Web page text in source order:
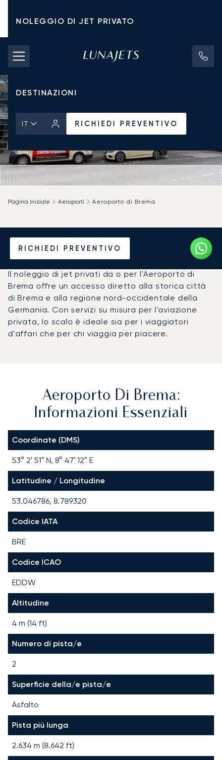
NOLEGGIO DI JET PRIVATO
TARIFFE DI NOLEGGIO
JET PRIVATI
DESTINAZIONI
IT RICHIEDI PREVENTIVO
RICHIEDI PREVENTIVO
Pagina Iniziale Aeroporti Aeroporto di Brema
Noleggio jet privato per
l'Aeroporto di Brema (BRE)
Il noleggio di jet privati da o per l'Aeroporto di
Brema offre un accesso diretto alla storica città
di Brema e alla regione nord-occidentale della
Germania. Con servizi su misura per l'aviazione
privata, lo scalo è ideale sia per i viaggiatori
d'affari che per chi viaggia per piacere.
Aeroporto Di Brema:
Informazioni Essenziali
Coordinate (DMS)
53° 2′ 51″ N, 8° 47′ 12″ E
Latitudine / Longitudine
53.046786, 8.789320
Codice IATA
BRE
Codice ICAO
EDDW
Altitudine
4 m (14 ft)
Numero di pista/e
2
Superficie della/e pista/e
Asfalto
Pista più lunga
2.634 m (8.642 ft)